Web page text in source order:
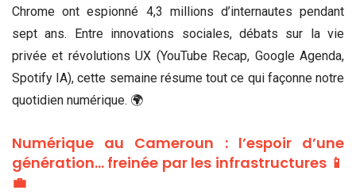
Chrome ont espionné 4,3 millions d’internautes pendant
sept ans. Entre innovations sociales, débats sur la vie
privée et révolutions UX (YouTube Recap, Google Agenda,
Spotify IA), cette semaine résume tout ce qui façonne notre
quotidien numérique. 🌍
Numérique au Cameroun : l’espoir d’une
génération… freinée par les infrastructures 📱
💼